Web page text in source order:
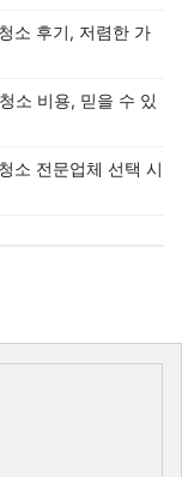
소 후기, 저렴한 가
소 비용, 믿을 수 있
소 전문업체 선택 시